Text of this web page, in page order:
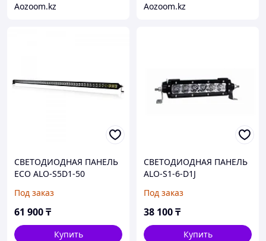
Aozoom.kz Aozoom.kz
СВЕТОДИОДНАЯ ПАНЕЛЬ
ECO ALO-S5D1-50
Под заказ
61 900₸
Купить
СВЕТОДИОДНАЯ ПАНЕЛЬ
ALO-S1-6-D1J
Под заказ
38 100₸
Купить